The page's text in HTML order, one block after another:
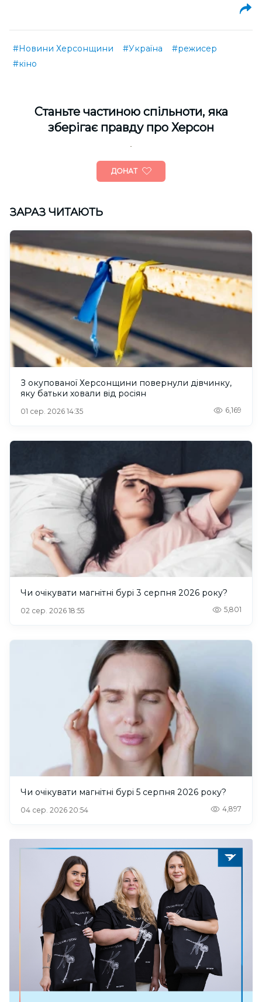
#Новини Херсонщини #Україна
#режисер
#кіно
Cтаньте частиною спільноти, яка
зберігає правду про Херсон
ДОНАТ
ЗАРАЗ ЧИТАЮТЬ
З окупованої Херсонщини повернули дівчинку,
яку батьки ховали від росіян
01 сер. 2026 14:35 6,169
Чи очікувати магнітні бурі 3 серпня 2026 року?
02 сер. 2026 18:55 5,801
Чи очікувати магнітні бурі 5 серпня 2026 року?
04 сер. 2026 20:54 4,897